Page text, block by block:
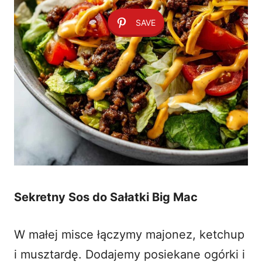
SAVE
Sekretny Sos do Sałatki Big Mac
W małej misce łączymy majonez, ketchup
i musztardę. Dodajemy posiekane ogórki i